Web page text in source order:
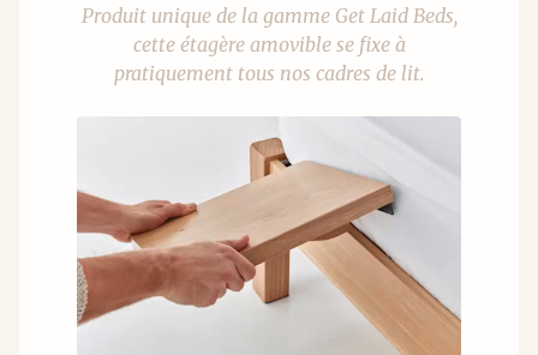
Produit unique de la gamme Get Laid Beds,
cette étagère amovible se fixe à
pratiquement tous nos cadres de lit.